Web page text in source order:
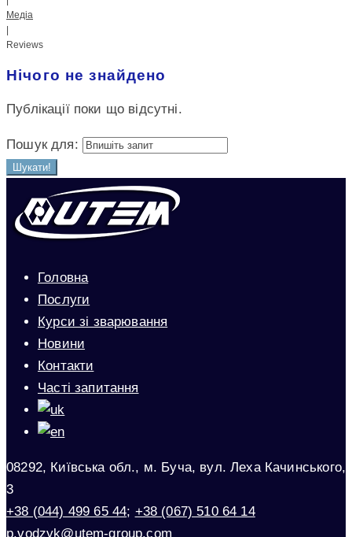
Медіа
Reviews
Нічого не знайдено
Публікації поки що відсутні.
Пошук для:
Шукати!
Головна
Послуги
Курси зі зварювання
Новини
Контакти
Часті запитання
08292, Київська обл., м. Буча, вул. Леха Качинського,
3
+38 (044) 499 65 44; +38 (067) 510 64 14
p.vodzyk@utem-group.com